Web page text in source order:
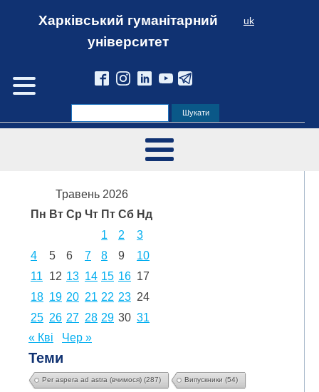
Харківський гуманітарний
університет
uk
Травень 2026
Пн Вт Ср Чт Пт Сб Нд
1
2
3
4
5 6 7 8 9
10
11
12 13 14 15 16 17
18 19 20 21 22 23 24
25 26 27 28 29 30 31
« Кві
Чер »
Теми
Per aspera ad astra (вчимося) (287) Випускники (54)